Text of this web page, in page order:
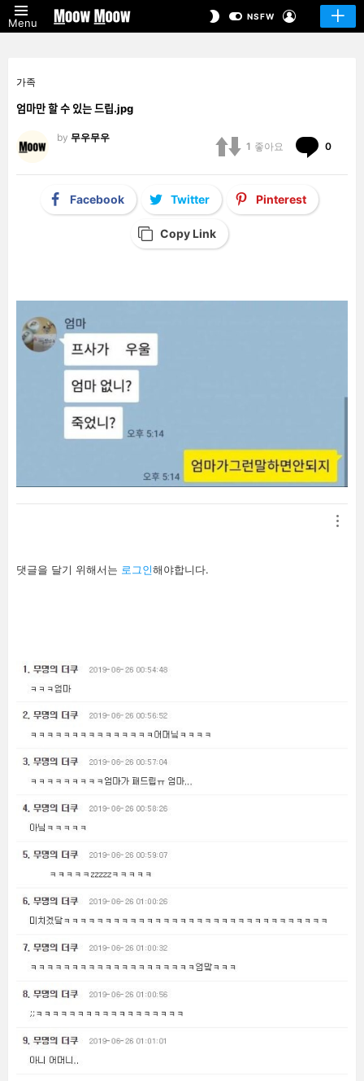
Menu
SWITCHNSFW
가족
엄마만 할 수 있는 드립.jpg
by 무우무우
1 좋아요 0
Facebook Twitter Pinterest
Copy Link
답
글
댓글을 달기 위해서는 로그인해야합니다.